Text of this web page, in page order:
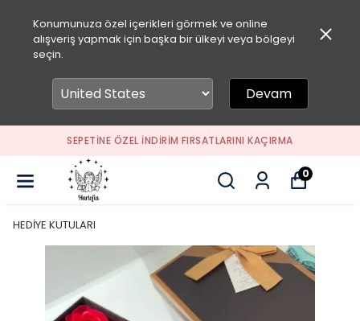
Konumunuza özel içerikleri görmek ve online
alışveriş yapmak için başka bir ülkeyi veya bölgeyi
seçin.
Devam
SEPETİNE ÖZEL İNDİRİM FIRSATLARINI KAÇIRMA
0
HEDİYE KUTULARI